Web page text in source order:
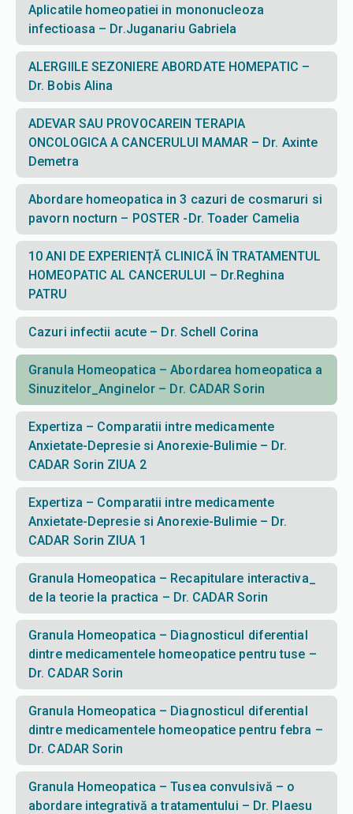
Aplicatile homeopatiei in mononucleoza
infectioasa – Dr.Juganariu Gabriela
ALERGIILE SEZONIERE ABORDATE HOMEPATIC –
Dr. Bobis Alina
ADEVAR SAU PROVOCAREIN TERAPIA
ONCOLOGICA A CANCERULUI MAMAR – Dr. Axinte
Demetra
Abordare homeopatica in 3 cazuri de cosmaruri si
pavorn nocturn – POSTER -Dr. Toader Camelia
10 ANI DE EXPERIENȚĂ CLINICĂ ÎN TRATAMENTUL
HOMEOPATIC AL CANCERULUI – Dr.Reghina
PATRU
Cazuri infectii acute – Dr. Schell Corina
Granula Homeopatica – Abordarea homeopatica a
Sinuzitelor_Anginelor – Dr. CADAR Sorin
Expertiza – Comparatii intre medicamente
Anxietate-Depresie si Anorexie-Bulimie – Dr.
CADAR Sorin ZIUA 2
Expertiza – Comparatii intre medicamente
Anxietate-Depresie si Anorexie-Bulimie – Dr.
CADAR Sorin ZIUA 1
Granula Homeopatica – Recapitulare interactiva_
de la teorie la practica – Dr. CADAR Sorin
Granula Homeopatica – Diagnosticul diferential
dintre medicamentele homeopatice pentru tuse –
Dr. CADAR Sorin
Granula Homeopatica – Diagnosticul diferential
dintre medicamentele homeopatice pentru febra –
Dr. CADAR Sorin
Granula Homeopatica – Tusea convulsivă – o
abordare integrativă a tratamentului – Dr. Plaesu